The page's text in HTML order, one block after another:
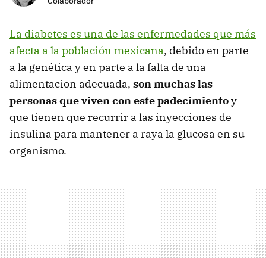
La diabetes es una de las enfermedades que más
afecta a la población mexicana, debido en parte
a la genética y en parte a la falta de una
alimentacion adecuada, son muchas las
personas que viven con este padecimientoy
que tienen que recurrir a las inyecciones de
insulina para mantener a raya la glucosa en su
organismo.